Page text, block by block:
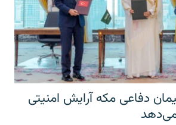
دفاعی مکه آرایش امنیتی
می‌دهد